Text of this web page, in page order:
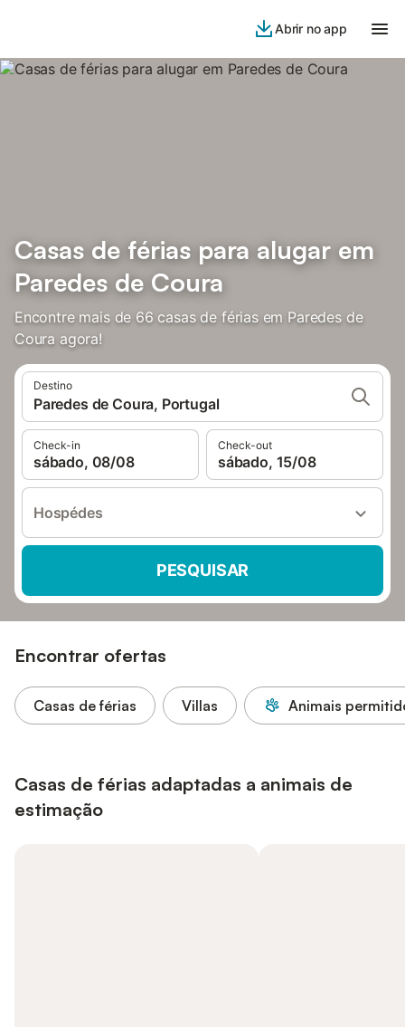
Abrir no app
Casas de férias para alugar em
Paredes de Coura
Encontre mais de 66 casas de férias em Paredes de
Coura agora!
Destino
Paredes de Coura, Portugal
Check-in
sábado, 08/08
Check-out
sábado, 15/08
Hospédes
PESQUISAR
Encontrar ofertas
Casas de férias Villas Animais
Casas de férias adaptadas a animais de
estimação